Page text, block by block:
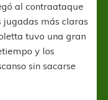
al contraataque
jugadas más claras
tuvo una gran
y los
sin sacarse